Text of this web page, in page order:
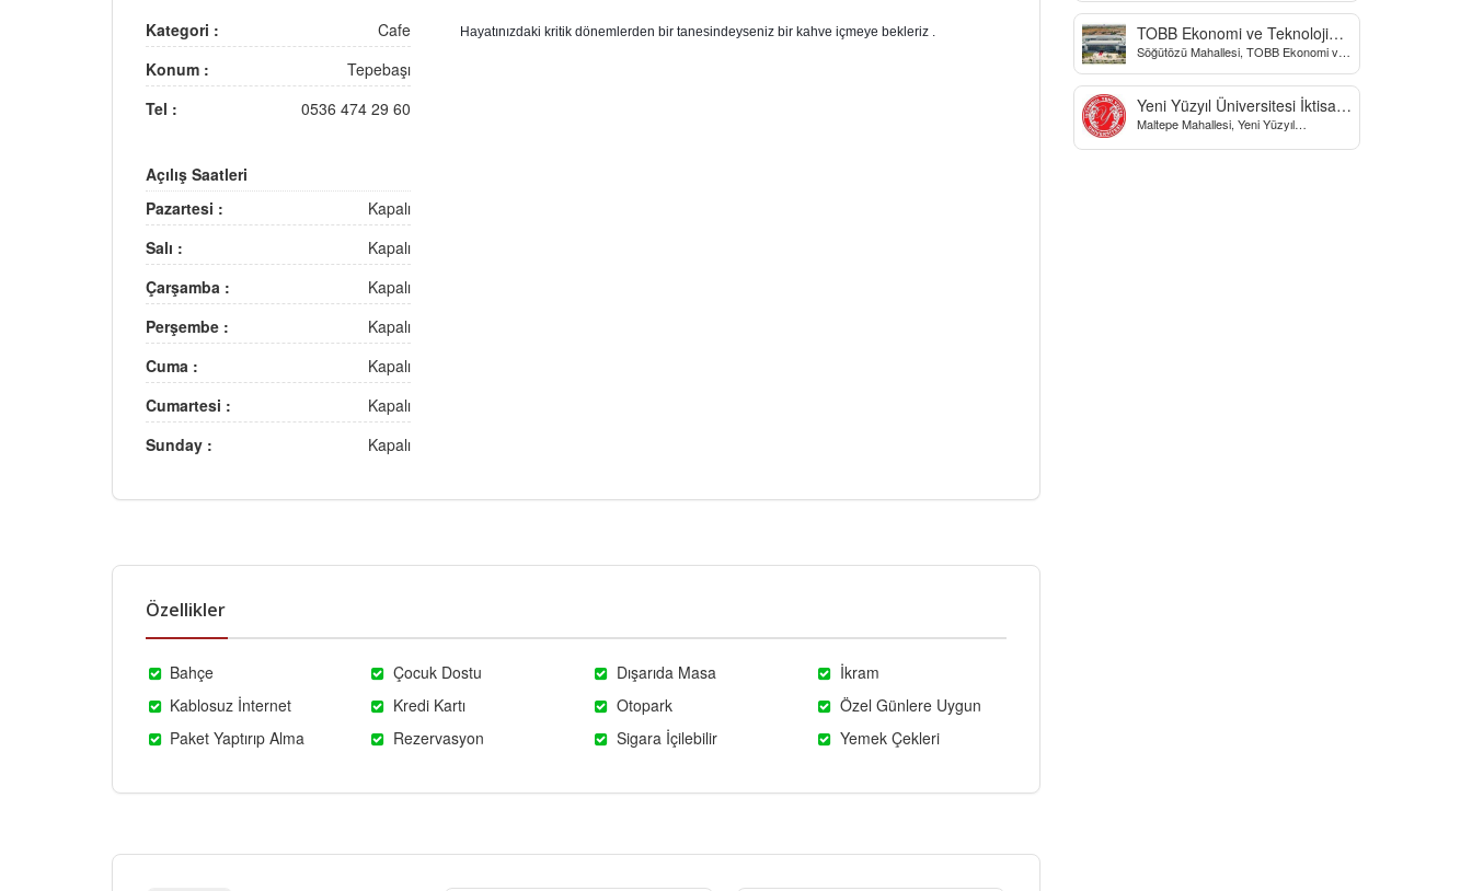
Kategori :
Cafe
Konum :
Tepebaşı
Tel :
0536 474 29 60
Açılış Saatleri
Pazartesi :
Kapalı
Salı :
Kapalı
Çarşamba :
Kapalı
Perşembe :
Kapalı
Cuma :
Kapalı
Cumartesi :
Kapalı
Sunday :
Kapalı
Hayatınızdaki kritik dönemlerden bir tanesindeyseniz bir kahve içmeye bekleriz .
Özellikler
Bahçe Çocuk Dostu Dışarıda Masa
İkram
Kablosuz İnternet
Kredi Kartı Otopark
Özel Günlere Uygun
Paket Yaptırıp Alma
Rezervasyon Sigara İçilebilir Yemek Çekleri
Yo, Çankaya/Ankara, Türkiye
TOBB Ekonomi ve Teknoloji
Üniversitesi
Söğütözü Mahallesi, TOBB Ekonomi ve
Caddesi, Ankara, Türkiye
Yeni Yüzyıl Üniversitesi İktisadi
ve İdari Bilimler Fakültesi
Maltepe Mahallesi, Yeni Yüzyıl